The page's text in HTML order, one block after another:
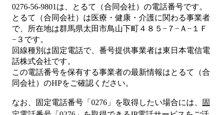
0276-56-9801 は、 とるて（合同会社） の電話番号です。
とるて（合同会社）は医療・健康・介護に関わる事業者
で、所在地は群馬県太田市鳥山下町４８５−７−Ａ−１Ｆ
−３ です。
回線種別は固定電話で、番号提供事業者は東日本電信電
話株式会社です。
この電話番号を保有する事業者の最新情報はとるて（合
同会社） のHPをご確認ください。
なお、固定電話番号「 0276 」を取得したい場合には、
固